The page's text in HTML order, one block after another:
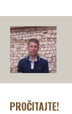
PROČITAJTE!